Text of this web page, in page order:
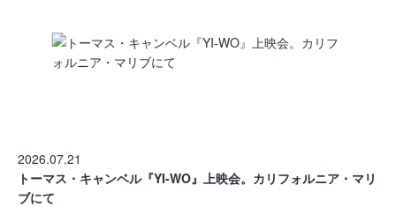
2026.07.21
トーマス・キャンベル『YI-WO』上映会。カリフォルニア・マリ
ブにて